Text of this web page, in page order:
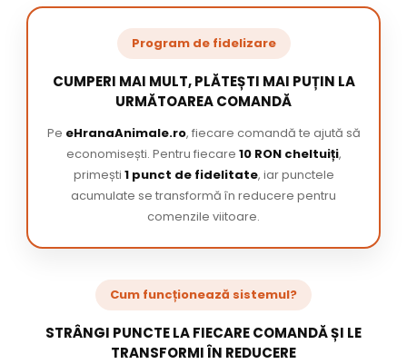
Program de fidelizare
CUMPERI MAI MULT, PLĂTEȘTI MAI PUȚIN LA
URMĂTOAREA COMANDĂ
Pe eHranaAnimale.ro, fiecare comandă te ajută să
economisești. Pentru fiecare 10 RON cheltuiți,
primești 1 punct de fidelitate, iar punctele
acumulate se transformă în reducere pentru
comenzile viitoare.
Cum funcționează sistemul?
STRÂNGI PUNCTE LA FIECARE COMANDĂ ȘI LE
TRANSFORMI ÎN REDUCERE